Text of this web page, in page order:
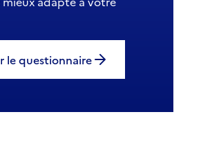
le questionnaire